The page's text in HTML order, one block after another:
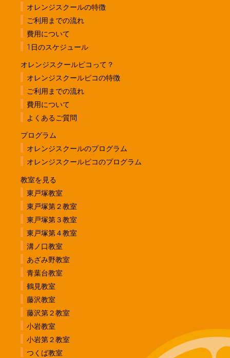
オレンジスクールの特徴
ご利用までの流れ
費用について
1日のスケジュール
オレンジスクールピコって？
オレンジスクールピコの特徴
ご利用までの流れ
費用について
よくあるご質問
プログラム
オレンジスクールのプログラム
オレンジスクールピコのプログラム
教室を見る
東戸塚教室
東戸塚第２教室
東戸塚第３教室
東戸塚第４教室
溝ノ口教室
あざみ野教室
青葉台教室
鶴見教室
藤沢教室
藤沢第２教室
小岩教室
小岩第２教室
つくば教室